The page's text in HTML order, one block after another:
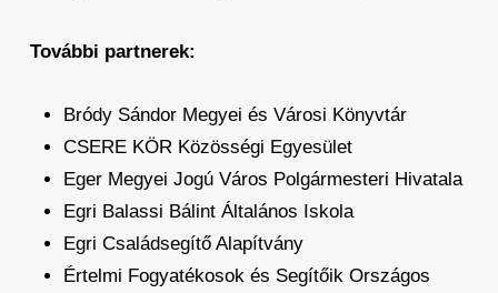
További partnerek:
Bródy Sándor Megyei és Városi Könyvtár
CSERE KÖR Közösségi Egyesület
Eger Megyei Jogú Város Polgármesteri Hivatala
Egri Balassi Bálint Általános Iskola
Egri Családsegítő Alapítvány
Értelmi Fogyatékosok és Segítőik Országos